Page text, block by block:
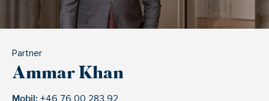
Partner
Ammar Khan
Mobil: +46 76 00 283 92